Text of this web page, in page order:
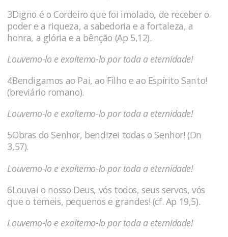
3Digno é o Cordeiro que foi imolado, de receber o
poder e a riqueza, a sabedoria e a fortaleza, a
honra, a glória e a bênção (Ap 5,12).
Louvemo-lo e exaltemo-lo por toda a eternidade!
4Bendigamos ao Pai, ao Filho e ao Espírito Santo!
(breviário romano).
Louvemo-lo e exaltemo-lo por toda a eternidade!
5Obras do Senhor, bendizei todas o Senhor! (Dn
3,57).
Louvemo-lo e exaltemo-lo por toda a eternidade!
6Louvai o nosso Deus, vós todos, seus servos, vós
que o temeis, pequenos e grandes! (cf. Ap 19,5).
Louvemo-lo e exaltemo-lo por toda a eternidade!